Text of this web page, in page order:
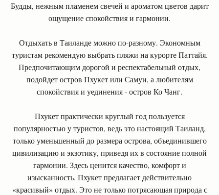
Будды, нежным пламенем свечей и ароматом цветов дарит
ощущение спокойствия и гармонии.
Отдыхать в Таиланде можно по-разному. Экономным
туристам рекомендую выбрать пляжи на курорте Паттайя.
Предпочитающим дорогой и респектабельный отдых,
подойдет остров Пхукет или Самуи, а любителям
спокойствия и уединения - остров Ко Чанг.
Пхукет практически круглый год пользуется
популярностью у туристов, ведь это настоящий Таиланд,
только уменьшенный до размера острова, объединившего
цивилизацию и экзотику, приведя их в состояние полной
гармонии. Здесь ценится качество, комфорт и
изысканность. Пхукет предлагает действительно
«красивый» отдых. Это не только потрясающая природа с